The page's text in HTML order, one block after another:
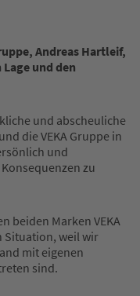
Andreas Hartleif,
und den
und abscheuliche
die VEKA Gruppe in
und
zu
beiden Marken VEKA
Situation, weil wir
mit eigenen
sind.